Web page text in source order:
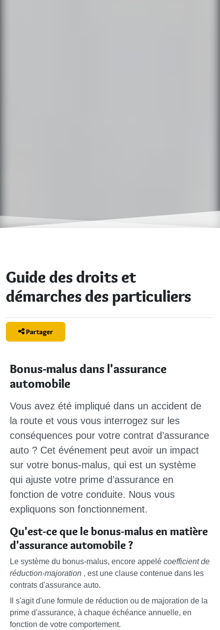
Guide des droits et
démarches des particuliers
Partager
Bonus-malus dans l'assurance
automobile
Vous avez été impliqué dans un accident de
la route et vous vous interrogez sur les
conséquences pour votre contrat d’assurance
auto ? Cet événement peut avoir un impact
sur votre bonus-malus, qui est un système
qui ajuste votre prime d’assurance en
fonction de votre conduite. Nous vous
expliquons son fonctionnement.
Qu'est-ce que le bonus-malus en matière
d'assurance automobile ?
Le système du bonus-malus, encore appelé coefficient de
réduction-majoration , est une clause contenue dans les
contrats d'assurance auto.
Il s'agit d'une formule de réduction ou de majoration de la
prime d'assurance, à chaque échéance annuelle, en
fonction de votre comportement.